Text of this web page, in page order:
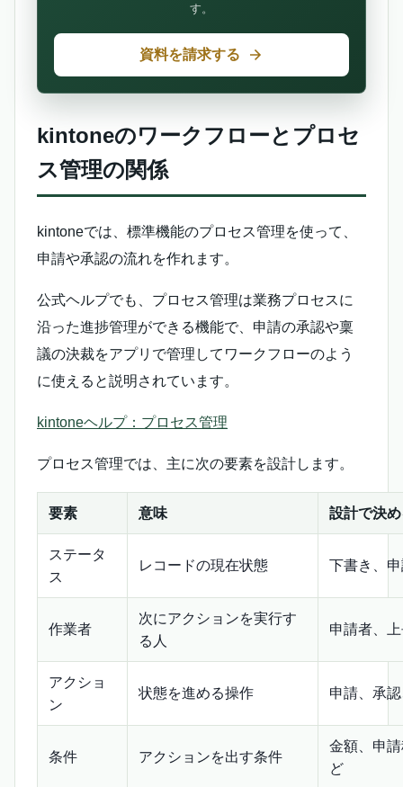
す。
資料を請求する
kintoneのワークフローとプロセ
ス管理の関係
kintoneでは、標準機能のプロセス管理を使って、
申請や承認の流れを作れます。
公式ヘルプでも、プロセス管理は業務プロセスに
沿った進捗管理ができる機能で、申請の承認や稟
議の決裁をアプリで管理してワークフローのよう
に使えると説明されています。
kintoneヘルプ：プロセス管理
プロセス管理では、主に次の要素を設計します。
要素 意味 設計で決
ステータ
ス
レコードの現在状態 下書き、
作業者
次にアクションを実行す
る人
申請者、
アクショ
ン
状態を進める操作 申請、承
条件 アクションを出す条件
金額、申
ど